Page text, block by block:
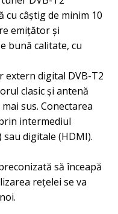
câștig de minim 10
emiţător şi
bună calitate, cu
extern digital DVB-T2
clasic şi antenă
sus. Conectarea
intermediul
sau digitale (HDMI).
să înceapă
reţelei se va